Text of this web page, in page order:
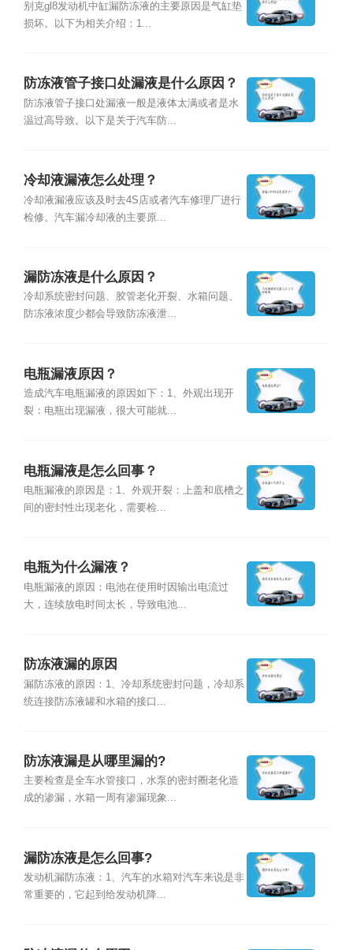
因？
别克gl8发动机中缸漏防冻液的主要原因是气缸垫
损坏。以下为相关介绍：1...
防冻液管子接口处漏液是什么原因？
防冻液管子接口处漏液一般是液体太满或者是水
温过高导致。以下是关于汽车防...
冷却液漏液怎么处理？
冷却液漏液应该及时去4S店或者汽车修理厂进行
检修。汽车漏冷却液的主要原...
漏防冻液是什么原因？
冷却系统密封问题、胶管老化开裂、水箱问题、
防冻液浓度少都会导致防冻液泄...
电瓶漏液原因？
造成汽车电瓶漏液的原因如下：1、外观出现开
裂：电瓶出现漏液，很大可能就...
电瓶漏液是怎么回事？
电瓶漏液的原因是：1、外观开裂：上盖和底槽之
间的密封性出现老化，需要检...
电瓶为什么漏液？
电瓶漏液的原因：电池在使用时因输出电流过
大，连续放电时间太长，导致电池...
防冻液漏的原因
漏防冻液的原因：1、冷却系统密封问题，冷却系
统连接防冻液罐和水箱的接口...
防冻液漏是从哪里漏的?
主要检查是全车水管接口，水泵的密封圈老化造
成的渗漏，水箱一周有渗漏现象...
漏防冻液是怎么回事?
发动机漏防冻液：1、汽车的水箱对汽车来说是非
常重要的，它起到给发动机降...